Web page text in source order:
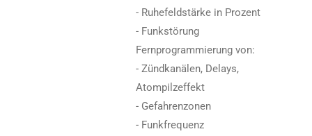
- Ruhefeldstärke in Prozent
- Funkstörung
Fernprogrammierung von:
- Zündkanälen, Delays,
Atompilzeffekt
- Gefahrenzonen
- Funkfrequenz